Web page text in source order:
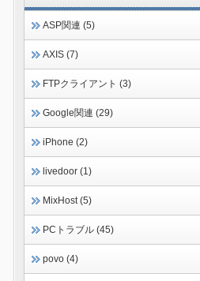
ASP関連 (5)
AXIS (7)
FTPクライアント (3)
Google関連 (29)
iPhone (2)
livedoor (1)
MixHost (5)
PCトラブル (45)
povo (4)